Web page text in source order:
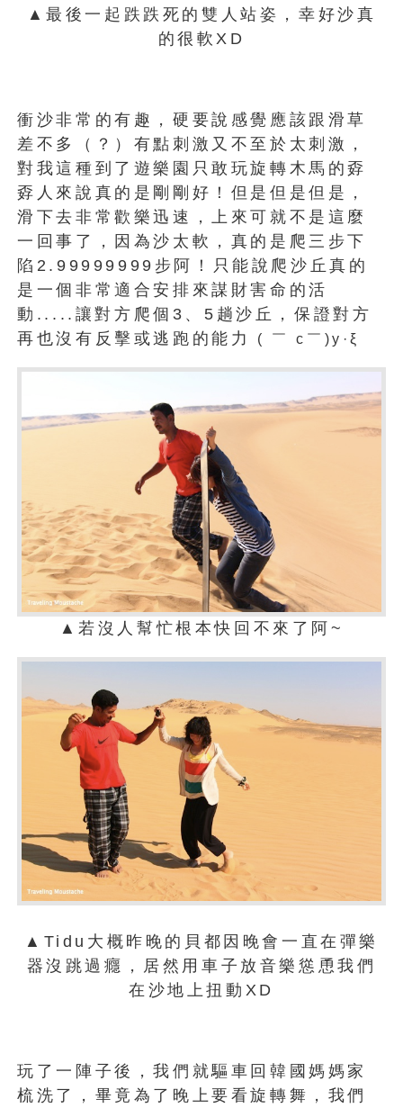
▲最後一起跌跌死的雙人站姿，幸好沙真
的很軟XD
衝沙非常的有趣，硬要說感覺應該跟滑草
差不多（？）有點刺激又不至於太刺激，
對我這種到了遊樂園只敢玩旋轉木馬的孬
孬人來說真的是剛剛好！但是但是但是，
滑下去非常歡樂迅速，上來可就不是這麼
一回事了，因為沙太軟，真的是爬三步下
陷2.99999999步阿！只能說爬沙丘真的
是一個非常適合安排來謀財害命的活
動.....讓對方爬個3、5趟沙丘，保證對方
再也沒有反擊或逃跑的能力
( ￣ c￣)y·ξ
▲若沒人幫忙根本快回不來了阿~
▲Tidu大概昨晚的貝都因晚會一直在彈樂
器沒跳過癮，居然用車子放音樂慫恿我們
在沙地上扭動XD
玩了一陣子後，我們就驅車回韓國媽媽家
梳洗了，畢竟為了晚上要看旋轉舞，我們